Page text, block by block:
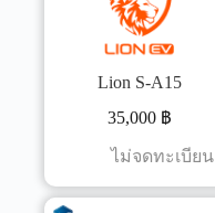
Lion S-A15
35,000 ฿
ไม่จดทะเบียน